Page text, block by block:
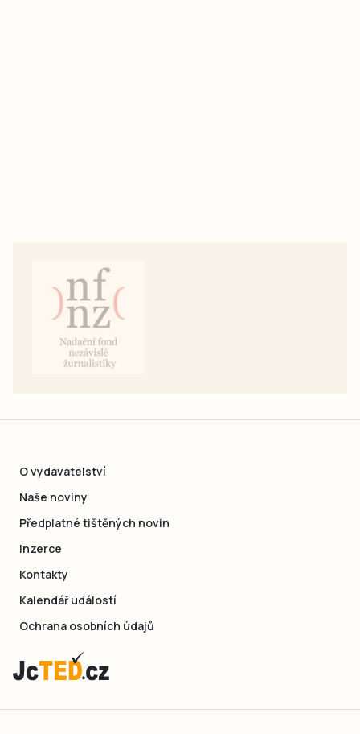
O vydavatelství
Naše noviny
Předplatné tištěných novin
Inzerce
Kontakty
Kalendář událostí
Ochrana osobních údajů